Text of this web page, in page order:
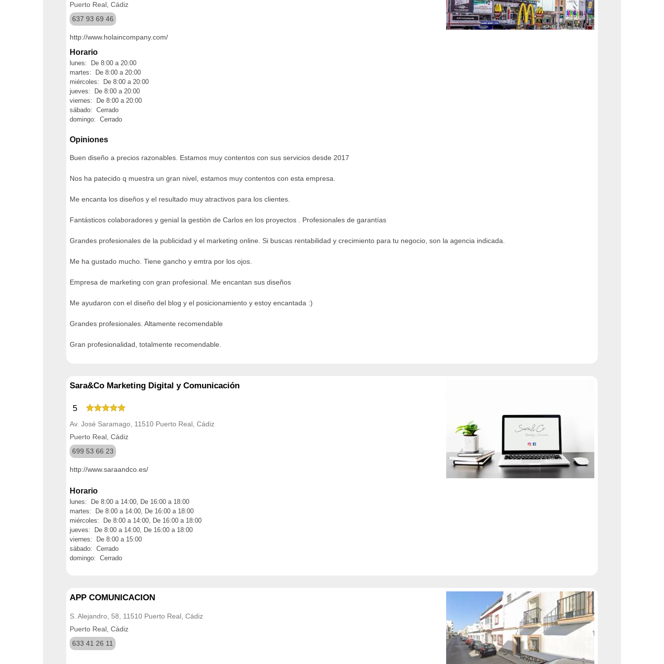
Puerto Real, Cádiz
637 93 69 46
http://www.holaincompany.com/
Horario
lunes: De 8:00 a 20:00
martes: De 8:00 a 20:00
miércoles: De 8:00 a 20:00
jueves: De 8:00 a 20:00
viernes: De 8:00 a 20:00
sábado: Cerrado
domingo: Cerrado
Opiniones
Buen diseño a precios razonables. Estamos muy contentos con sus servicios desde 2017
Nos ha patecido q muestra un gran nivel, estamos muy contentos con esta empresa.
Me encanta los diseños y el resultado muy atractivos para los clientes.
Fantásticos colaboradores y genial la gestiòn de Carlos en los proyectos . Profesionales de garantías
Grandes profesionales de la publicidad y el marketing online. Si buscas rentabilidad y crecimiento para tu negocio, son la agencia indicada.
Me ha gustado mucho. Tiene gancho y emtra por los ojos.
Empresa de marketing con gran profesional. Me encantan sus diseños
Me ayudaron con el diseño del blog y el posicionamiento y estoy encantada :)
Grandes profesionales. Altamente recomendable
Gran profesionalidad, totalmente recomendable.
Sara&Co Marketing Digital y Comunicación
5
Av. José Saramago, 11510 Puerto Real, Cádiz
Puerto Real, Cádiz
699 53 66 23
http://www.saraandco.es/
Horario
lunes: De 8:00 a 14:00, De 16:00 a 18:00
martes: De 8:00 a 14:00, De 16:00 a 18:00
miércoles: De 8:00 a 14:00, De 16:00 a 18:00
jueves: De 8:00 a 14:00, De 16:00 a 18:00
viernes: De 8:00 a 15:00
sábado: Cerrado
domingo: Cerrado
APP COMUNICACION
S. Alejandro, 58, 11510 Puerto Real, Cádiz
Puerto Real, Cádiz
633 41 26 11